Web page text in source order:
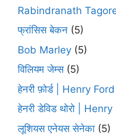
Rabindranath
फ्रांसिस बेकन (5)
Bob Marley (5)
विलियम जेम्स(5)
हेनरी फ़ोर्ड | Henry Ford
हेनरी डेविड थोरो |
लूशियस एनेयस सेनेका (5)